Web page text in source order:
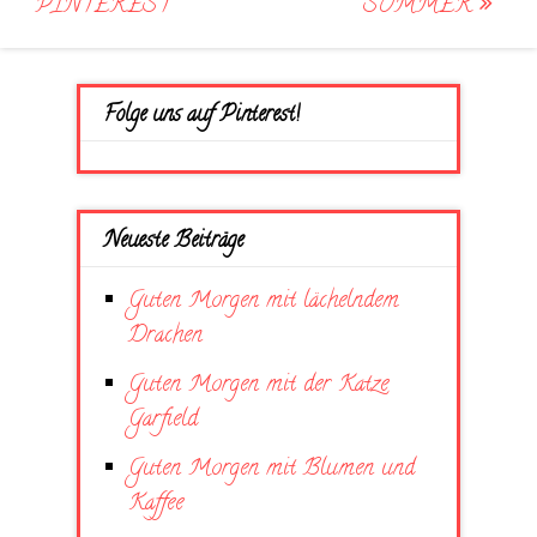
PINTEREST
SOMMER
Folge uns auf Pinterest!
Neueste Beiträge
Guten Morgen mit lächelndem
Drachen
Guten Morgen mit der Katze
Garfield
Guten Morgen mit Blumen und
Kaffee